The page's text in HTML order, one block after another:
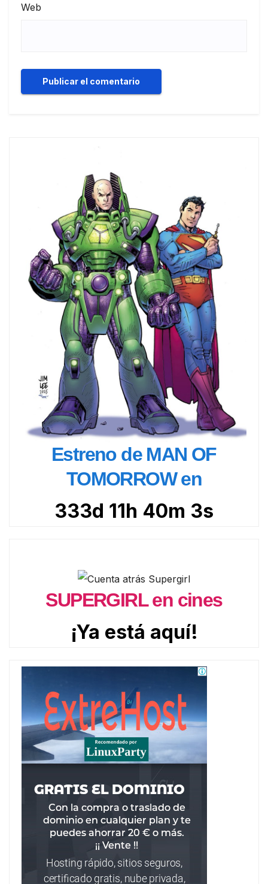
Web
Estreno de MAN OF
TOMORROW en
333d 11h 40m 1s
SUPERGIRL en cines
¡Ya está aquí!